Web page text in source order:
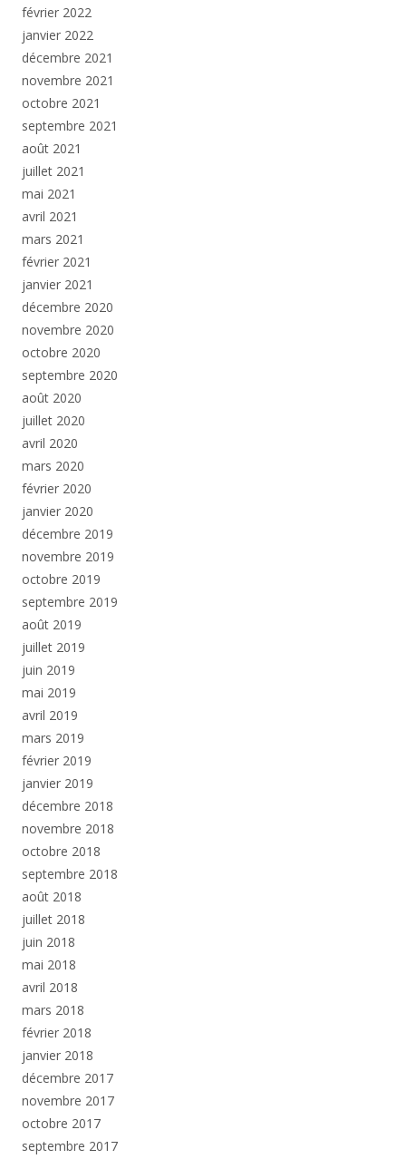
février 2022
janvier 2022
décembre 2021
novembre 2021
octobre 2021
septembre 2021
août 2021
juillet 2021
mai 2021
avril 2021
mars 2021
février 2021
janvier 2021
décembre 2020
novembre 2020
octobre 2020
septembre 2020
août 2020
juillet 2020
avril 2020
mars 2020
février 2020
janvier 2020
décembre 2019
novembre 2019
octobre 2019
septembre 2019
août 2019
juillet 2019
juin 2019
mai 2019
avril 2019
mars 2019
février 2019
janvier 2019
décembre 2018
novembre 2018
octobre 2018
septembre 2018
août 2018
juillet 2018
juin 2018
mai 2018
avril 2018
mars 2018
février 2018
janvier 2018
décembre 2017
novembre 2017
octobre 2017
septembre 2017